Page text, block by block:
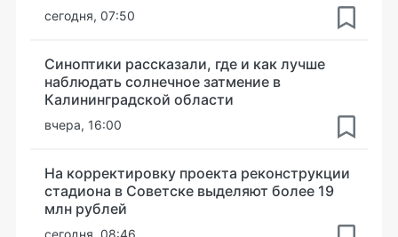
сегодня, 07:50
Синоптики рассказали, где и как лучше
наблюдать солнечное затмение в
Калининградской области
вчера, 16:00
На корректировку проекта реконструкции
стадиона в Советске выделяют более 19
млн рублей
сегодня, 08:46